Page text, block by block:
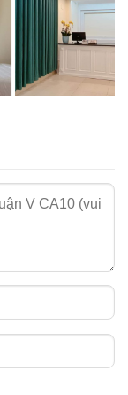
màu cam tại nhà
quan trọng
ở chế độ nhẹ